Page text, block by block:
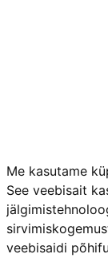
Me kasutame
See veebisait
veebisaidi